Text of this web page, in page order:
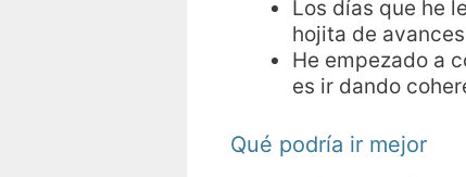
Los días que he
hojita de
He empezado a
es ir dando
Qué podría ir mejor